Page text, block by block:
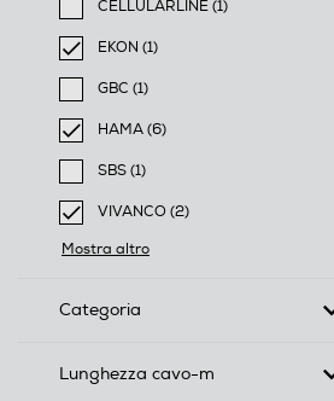
CELLULARLINE (1)
Filtra per Marca: CELLULARLINE
EKON (1)
selected Filtro applicato per
GBC (1)
Filtra per Marca: GBC
HAMA (6)
selected Filtro applicato per
SBS (1)
Filtra per Marca: SBS
VIVANCO (2)
selected Filtro applicato per
Mostra altro
Categoria
Lunghezza cavo-m